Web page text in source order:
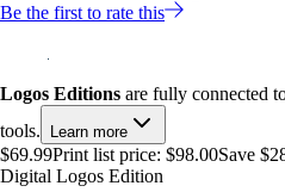
Be the first to rate this
Logos Editions are fully connected
tools.
Learn more
$69.99Print list price: $98.00Save
Digital Logos Edition